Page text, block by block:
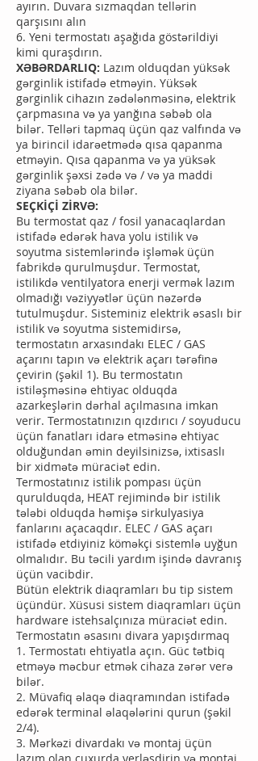
ayırın. Duvara sızmaqdan tellərin
qarşısını alın
6. Yeni termostatı aşağıda göstərildiyi
kimi quraşdırın.
XƏBƏRDARLIQ: Lazım olduqdan yüksək
gərginlik istifadə etməyin. Yüksək
gərginlik cihazın zədələnməsinə, elektrik
çarpmasına və ya yanğına səbəb ola
bilər. Telləri tapmaq üçün qaz valfında və
ya birincil idarəetmədə qısa qapanma
etməyin. Qısa qapanma və ya yüksək
gərginlik şəxsi zədə və / və ya maddi
ziyana səbəb ola bilər.
SEÇKİÇİ ZİRVƏ:
Bu termostat qaz / fosil yanacaqlardan
istifadə edərək hava yolu istilik və
soyutma sistemlərində işləmək üçün
fabrikdə qurulmuşdur. Termostat,
istilikdə ventilyatora enerji vermək lazım
olmadığı vəziyyətlər üçün nəzərdə
tutulmuşdur. Sisteminiz elektrik əsaslı bir
istilik və soyutma sistemidirsə,
termostatın arxasındakı ELEC / GAS
açarını tapın və elektrik açarı tərəfinə
çevirin (şəkil 1). Bu termostatın
istiləşməsinə ehtiyac olduqda
azarkeşlərin dərhal açılmasına imkan
verir. Termostatınızın qızdırıcı / soyuducu
üçün fanatları idarə etməsinə ehtiyac
olduğundan əmin deyilsinizsə, ixtisaslı
bir xidmətə müraciət edin.
Termostatınız istilik pompası üçün
qurulduqda, HEAT rejimində bir istilik
tələbi olduqda həmişə sirkulyasiya
fanlarını açacaqdır. ELEC / GAS açarı
istifadə etdiyiniz köməkçi sistemlə uyğun
olmalıdır. Bu təcili yardım işində davranış
üçün vacibdir.
Bütün elektrik diaqramları bu tip sistem
üçündür. Xüsusi sistem diaqramları üçün
hardware istehsalçınıza müraciət edin.
Termostatın əsasını divara yapışdırmaq
1. Termostatı ehtiyatla açın. Güc tətbiq
etməyə məcbur etmək cihaza zərər verə
bilər.
2. Müvafiq əlaqə diaqramından istifadə
edərək terminal əlaqələrini qurun (şəkil
2/4).
3. Mərkəzi divardakı və montaj üçün